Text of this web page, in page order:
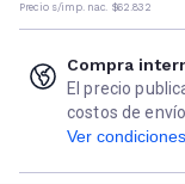
Precio s/imp. nac. $62.832
Compra
El precio
costos de
Ver condiciones